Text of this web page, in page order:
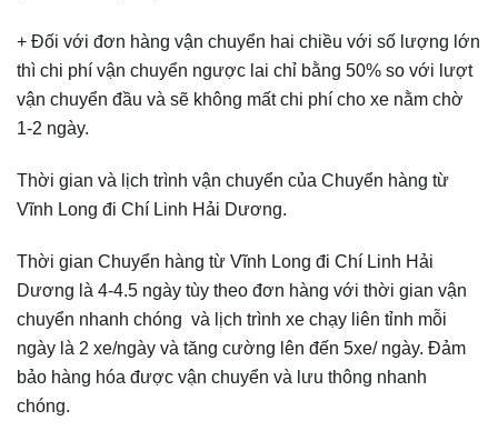
+ Đối với đơn hàng vận chuyển hai chiều với số lượng lớn
thì chi phí vận chuyển ngược lai chỉ bằng 50% so với lượt
vận chuyển đầu và sẽ không mất chi phí cho xe nằm chờ
1-2 ngày.
Thời gian và lịch trình vận chuyển của Chuyển hàng từ
Vĩnh Long đi Chí Linh Hải Dương.
Thời gian Chuyển hàng từ Vĩnh Long đi Chí Linh Hải
Dương là 4-4.5 ngày tùy theo đơn hàng với thời gian vận
chuyển nhanh chóng và lịch trình xe chạy liên tỉnh mỗi
ngày là 2 xe/ngày và tăng cường lên đến 5xe/ ngày. Đảm
bảo hàng hóa được vận chuyển và lưu thông nhanh
chóng.